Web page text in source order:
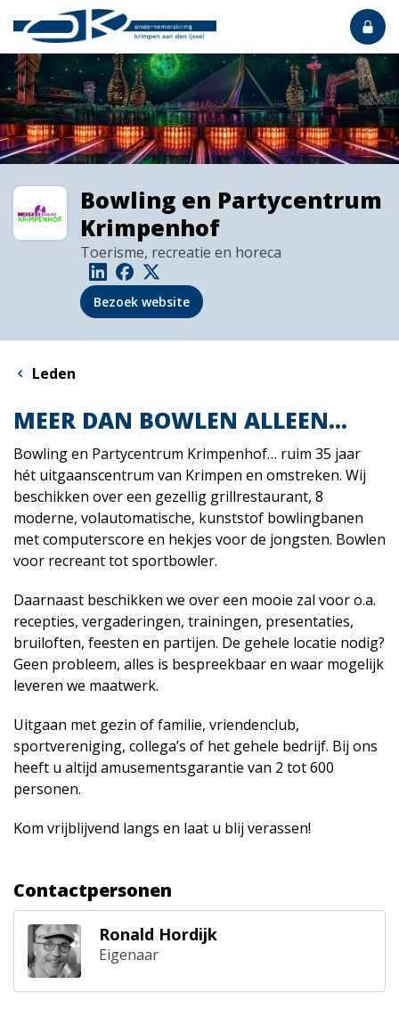
Bowling en Partycentrum
Krimpenhof
Toerisme, recreatie en horeca
Bezoek website
Leden
MEER DAN BOWLEN ALLEEN...
Bowling en Partycentrum Krimpenhof… ruim 35 jaar
hét uitgaanscentrum van Krimpen en omstreken. Wij
beschikken over een gezellig grillrestaurant, 8
moderne, volautomatische, kunststof bowlingbanen
met computerscore en hekjes voor de jongsten. Bowlen
voor recreant tot sportbowler.
Daarnaast beschikken we over een mooie zal voor o.a.
recepties, vergaderingen, trainingen, presentaties,
bruiloften, feesten en partijen. De gehele locatie nodig?
Geen probleem, alles is bespreekbaar en waar mogelijk
leveren we maatwerk.
Uitgaan met gezin of familie, vriendenclub,
sportvereniging, collega’s of het gehele bedrijf. Bij ons
heeft u altijd amusementsgarantie van 2 tot 600
personen.
Kom vrijblijvend langs en laat u blij verassen!
Contactpersonen
Ronald Hordijk
Eigenaar